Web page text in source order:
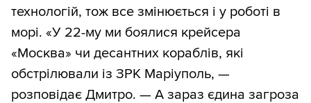
технологій, тож все змінюється і у роботі в
морі. «У 22-му ми боялися крейсера
«Москва» чи десантних кораблів, які
обстрілювали із ЗРК Маріуполь, —
розповідає Дмитро. — А зараз єдина загроза